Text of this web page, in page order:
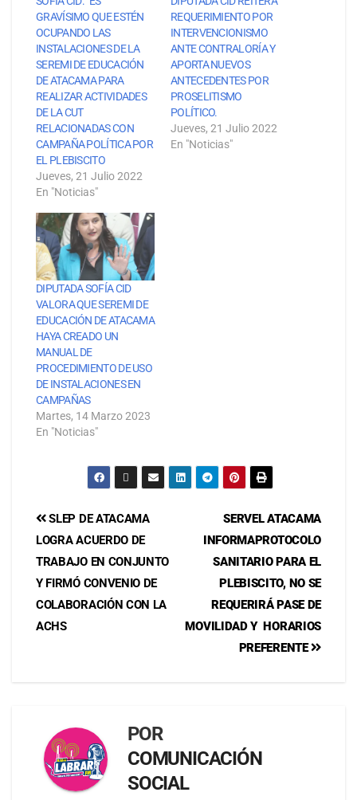
GRAVÍSIMO QUE ESTÉN
OCUPANDO LAS
INSTALACIONES DE LA
SEREMI DE EDUCACIÓN
DE ATACAMA PARA
REALIZAR ACTIVIDADES
DE LA CUT
RELACIONADAS CON
CAMPAÑA POLÍTICA POR
EL PLEBISCITO
Jueves, 21 Julio 2022
En "Noticias"
REQUERIMIENTO POR
INTERVENCIONISMO
ANTE CONTRALORÍA Y
APORTA NUEVOS
ANTECEDENTES POR
PROSELITISMO
POLÍTICO.
Jueves, 21 Julio 2022
En "Noticias"
DIPUTADA SOFÍA CID
VALORA QUE SEREMI DE
EDUCACIÓN DE ATACAMA
HAYA CREADO UN
MANUAL DE
PROCEDIMIENTO DE USO
DE INSTALACIONES EN
CAMPAÑAS
Martes, 14 Marzo 2023
En "Noticias"
SERVEL ATACAMA
INFORMAPROTOCOLO
SANITARIO PARA EL
PLEBISCITO, NO SE
REQUERIRÁ PASE DE
MOVILIDAD Y HORARIOS
PREFERENTE
SLEP DE ATACAMA
LOGRA ACUERDO DE
TRABAJO EN CONJUNTO
Y FIRMÓ CONVENIO DE
COLABORACIÓN CON LA
ACHS
POR
COMUNICACIÓN
SOCIAL